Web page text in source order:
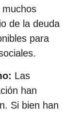
de la deuda
para
Las
han
Si bien han